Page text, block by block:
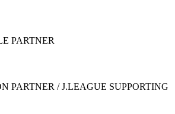
PARTNER
PARTNER / J.LEAGUE SUPPORTING